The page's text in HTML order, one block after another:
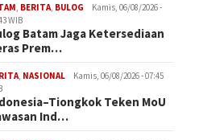
BERITA BULOG
Kamis, 06/08/2026 -
WIB
Batam Jaga Ketersediaan
Prem…
NASIONAL
Kamis, 06/08/2026 - 07:45
Teken MoU
Ind…